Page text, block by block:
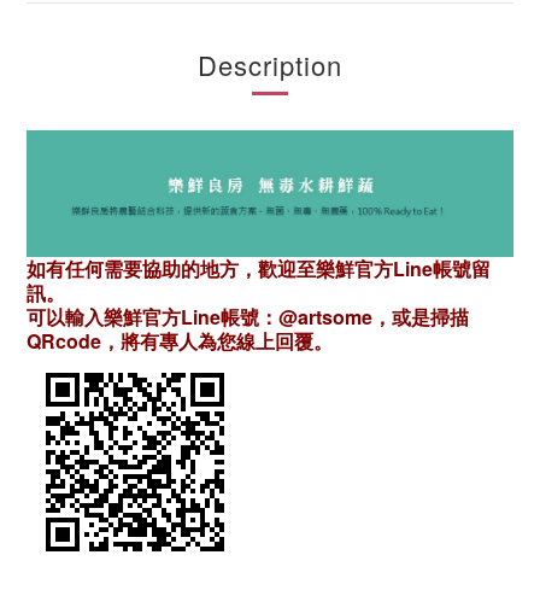
Description
如有任何需要協助的地方，歡迎至樂鮮官方Line帳號留
訊。
可以輸入樂鮮官方Line帳號：@artsome，或是掃描
QRcode，將有專人為您線上回覆。